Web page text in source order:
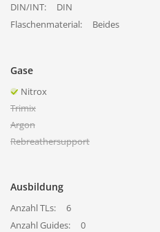
DIN/INT:
DIN
Flaschenmaterial:
Beides
Gase
Nitrox
Trimix
Argon
Rebreathersupport
Ausbildung
Anzahl TLs:
6
Anzahl Guides:
0